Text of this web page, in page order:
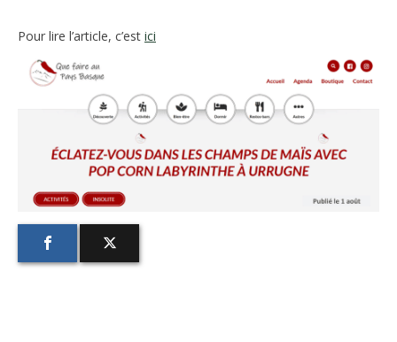
GERM-SERVICES
EMPLOI
Pour lire l’article, c’est ici